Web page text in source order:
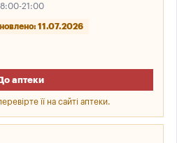
21:00
11.07.2026
аптеки
її на сайті аптеки.